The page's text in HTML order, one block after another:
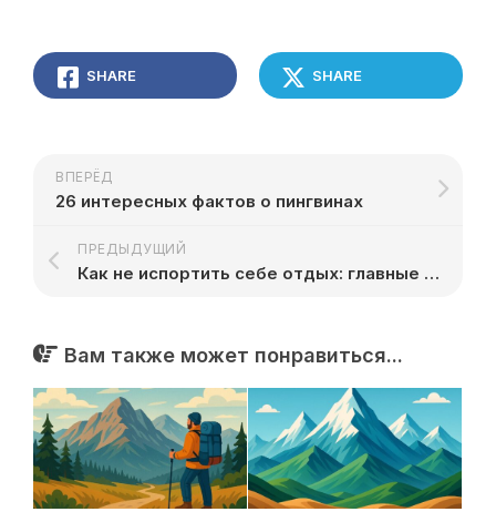
SHARE SHARE
ВПЕРЁД
26 интересных фактов о пингвинах
ПРЕДЫДУЩИЙ
Как не испортить себе отдых: главные ошибки туристов
Вам также может понравиться...